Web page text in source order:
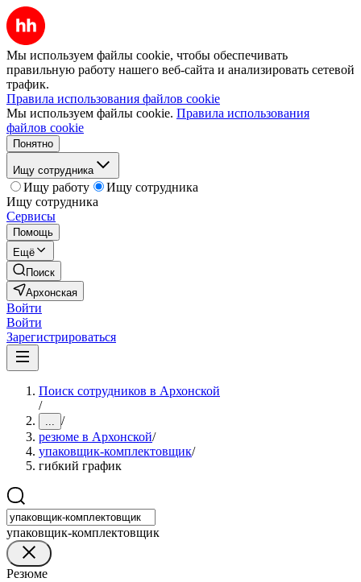
Мы используем файлы cookie, чтобы обеспечивать
правильную работу нашего веб-сайта и анализировать сетевой
трафик.
Правила использования файлов cookie
Мы используем файлы cookie. Правила использования
файлов cookie
Понятно
Ищу сотрудника
Ищу работу
Ищу сотрудника
Ищу сотрудника
Сервисы
Помощь
Ещё
Поиск
Архонская
Войти
Войти
Зарегистрироваться
Поиск сотрудников в Архонской
/
... /
резюме в Архонской/
упаковщик-комплектовщик/
гибкий график
упаковщик-комплектовщик
Резюме